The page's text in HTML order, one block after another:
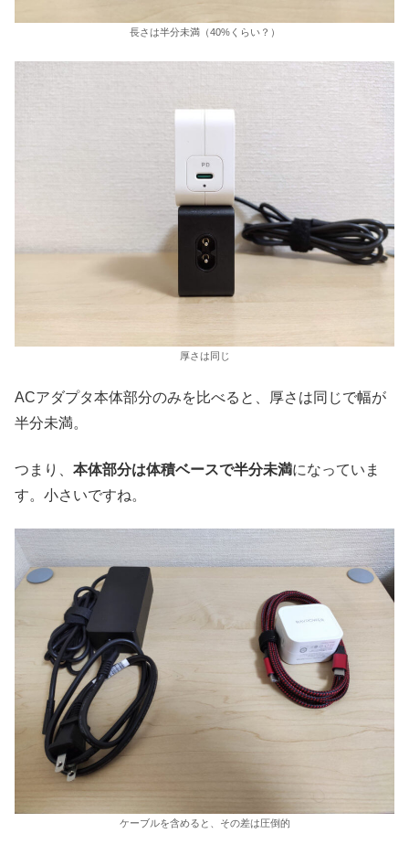
長さは半分未満（40%くらい？）
厚さは同じ
ACアダプタ本体部分のみを比べると、厚さは同じで幅が
半分未満。
つまり、 本体部分は体積ベースで半分未満になっていま
す。小さいですね。
ケーブルを含めると、その差は圧倒的